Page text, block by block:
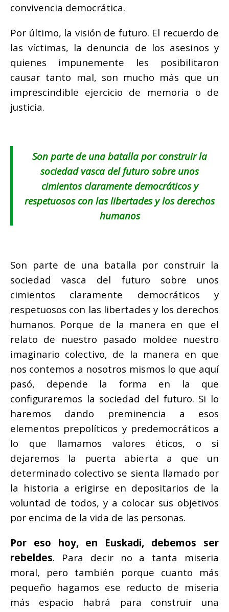
convivencia democrática.
Por último, la visión de futuro. El recuerdo de
las víctimas, la denuncia de los asesinos y
quienes impunemente les posibilitaron
causar tanto mal, son mucho más que un
imprescindible ejercicio de memoria o de
justicia.
Son parte de una batalla por construir la
sociedad vasca del futuro sobre unos
cimientos claramente democráticos y
respetuosos con las libertades y los derechos
humanos
Son parte de una batalla por construir la
sociedad vasca del futuro sobre unos
cimientos claramente democráticos y
respetuosos con las libertades y los derechos
humanos. Porque de la manera en que el
relato de nuestro pasado moldee nuestro
imaginario colectivo, de la manera en que
nos contemos a nosotros mismos lo que aquí
pasó, depende la forma en la que
configuraremos la sociedad del futuro. Si lo
haremos dando preminencia a esos
elementos prepolíticos y predemocráticos a
lo que llamamos valores éticos, o si
dejaremos la puerta abierta a que un
determinado colectivo se sienta llamado por
la historia a erigirse en depositarios de la
voluntad de todos, y a colocar sus objetivos
por encima de la vida de las personas.
Por eso hoy, en Euskadi, debemos ser
rebeldes. Para decir no a tanta miseria
moral, pero también porque cuanto más
pequeño hagamos ese reducto de miseria
más espacio habrá para construir una